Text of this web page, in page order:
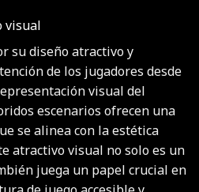
visual
su diseño atractivo y
de los jugadores desde
visual del
escenarios ofrecen una
se alinea con la estética
atractivo visual no solo es un
juega un papel crucial en